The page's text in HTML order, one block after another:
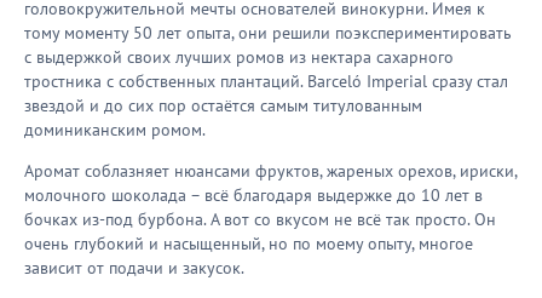
головокружительной мечты основателей винокурни. Имея к
тому моменту 50 лет опыта, они решили поэкспериментировать
с выдержкой своих лучших ромов из нектара сахарного
тростника с собственных плантаций. Barceló Imperial сразу стал
звездой и до сих пор остаётся самым титулованным
доминиканским ромом.
Аромат соблазняет нюансами фруктов, жареных орехов, ириски,
молочного шоколада – всё благодаря выдержке до 10 лет в
бочках из-под бурбона. А вот со вкусом не всё так просто. Он
очень глубокий и насыщенный, но по моему опыту, многое
зависит от подачи и закусок.